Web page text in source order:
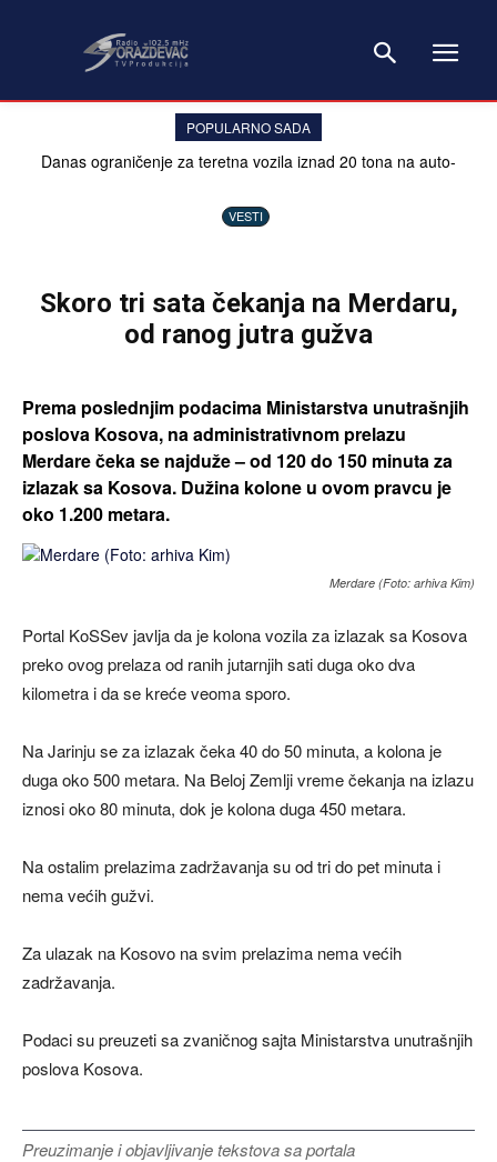
POPULARNO SADA
Danas ograničenje za teretna vozila iznad 20 tona na auto-
VESTI
Skoro tri sata čekanja na Merdaru,
od ranog jutra gužva
Prema poslednjim podacima Ministarstva unutrašnjih
poslova Kosova, na administrativnom prelazu
Merdare čeka se najduže – od 120 do 150 minuta za
izlazak sa Kosova. Dužina kolone u ovom pravcu je
oko 1.200 metara.
Merdare (Foto: arhiva Kim)
Portal KoSSev javlja da je kolona vozila za izlazak sa Kosova
preko ovog prelaza od ranih jutarnjih sati duga oko dva
kilometra i da se kreće veoma sporo.
Na Jarinju se za izlazak čeka 40 do 50 minuta, a kolona je
duga oko 500 metara. Na Beloj Zemlji vreme čekanja na izlazu
iznosi oko 80 minuta, dok je kolona duga 450 metara.
Na ostalim prelazima zadržavanja su od tri do pet minuta i
nema većih gužvi.
Za ulazak na Kosovo na svim prelazima nema većih
zadržavanja.
Podaci su preuzeti sa zvaničnog sajta Ministarstva unutrašnjih
poslova Kosova.
Preuzimanje i objavljivanje tekstova sa portala